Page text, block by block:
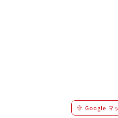
Google マ